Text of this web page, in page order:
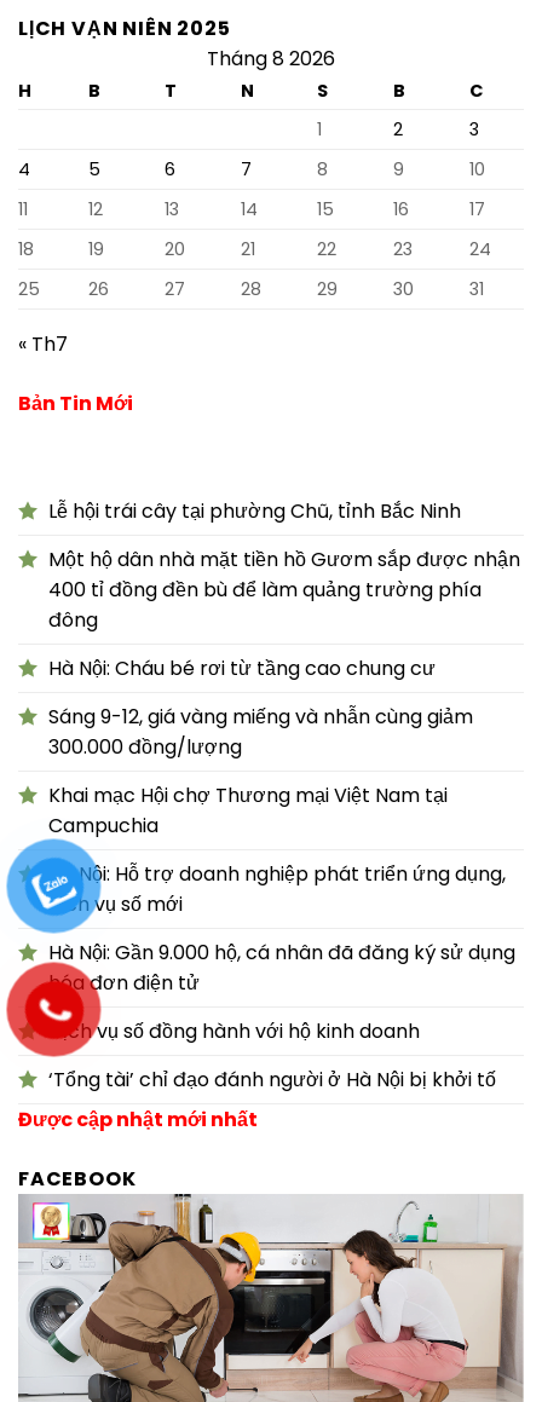
LỊCH VẠN NIÊN 2025
Tháng 8 2026
H B T N S B
C
1
2
3
4
5 6 7 8 9
10
11
12 13 14 15 16
17
18
19 20 21 22 23
24
25
26 27 28 29 30 31
« Th7
Bản Tin Mới
Lễ hội trái cây tại phường Chũ, tỉnh Bắc Ninh
Một hộ dân nhà mặt tiền hồ Gươm sắp được nhận
400 tỉ đồng đền bù để làm quảng trường phía
đông
Hà Nội: Cháu bé rơi từ tầng cao chung cư
Sáng 9-12, giá vàng miếng và nhẫn cùng giảm
300.000 đồng/lượng
Khai mạc Hội chợ Thương mại Việt Nam tại
Campuchia
Hà Nội: Hỗ trợ doanh nghiệp phát triển ứng dụng,
dịch vụ số mới
Hà Nội: Gần 9.000 hộ, cá nhân đã đăng ký sử dụng
hóa đơn điện tử
Dịch vụ số đồng hành với hộ kinh doanh
‘Tổng tài’ chỉ đạo đánh người ở Hà Nội bị khởi tố
Được cập nhật mới nhất
FACEBOOK